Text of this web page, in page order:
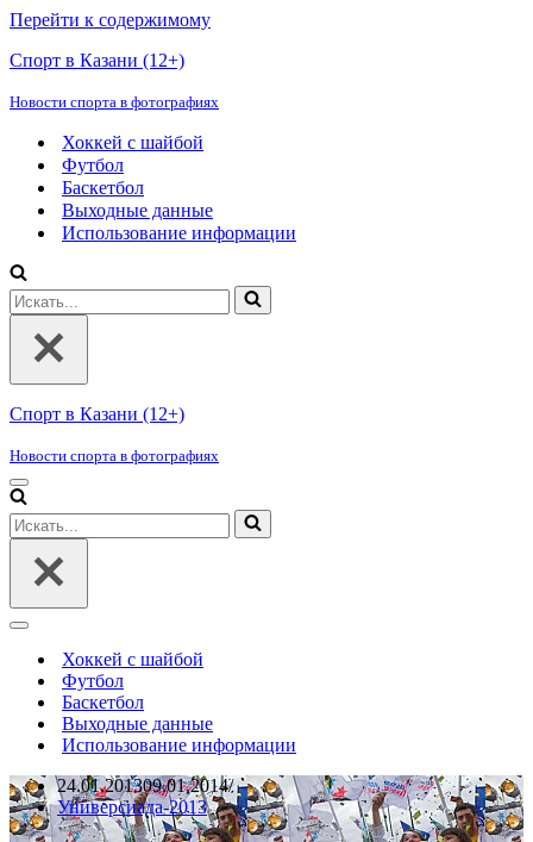
Перейти к содержимому
Спорт в Казани (12+)
Новости спорта в фотографиях
Хоккей с шайбой
Футбол
Баскетбол
Выходные данные
Использование информации
Искать...
Спорт в Казани (12+)
Новости спорта в фотографиях
Меню
навигации
Искать...
Меню
навигацииХоккей с шайбой
Футбол
Баскетбол
Выходные данные
Использование информации
24.01.201309.01.2014
Универсиада-2013